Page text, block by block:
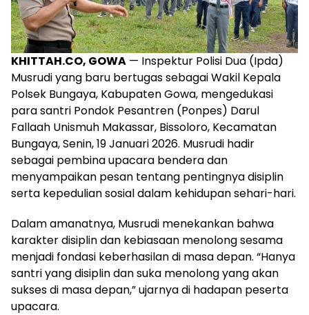
KHITTAH.CO, GOWA — Inspektur Polisi Dua (Ipda)
Musrudi yang baru bertugas sebagai Wakil Kepala
Polsek Bungaya, Kabupaten Gowa, mengedukasi
para santri Pondok Pesantren (Ponpes) Darul
Fallaah Unismuh Makassar, Bissoloro, Kecamatan
Bungaya, Senin, 19 Januari 2026. Musrudi hadir
sebagai pembina upacara bendera dan
menyampaikan pesan tentang pentingnya disiplin
serta kepedulian sosial dalam kehidupan sehari-hari.
Dalam amanatnya, Musrudi menekankan bahwa
karakter disiplin dan kebiasaan menolong sesama
menjadi fondasi keberhasilan di masa depan. “Hanya
santri yang disiplin dan suka menolong yang akan
sukses di masa depan,” ujarnya di hadapan peserta
upacara.